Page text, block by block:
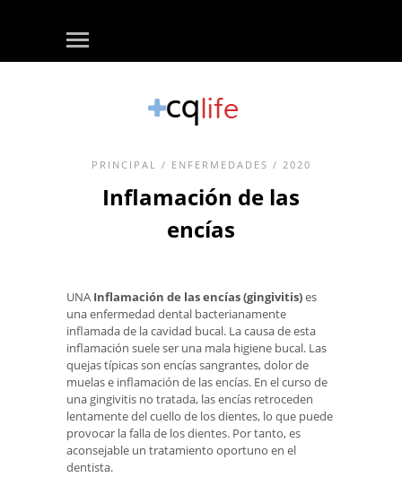
PRINCIPAL / ENFERMEDADES / 2020
Inflamación de las
encías
UNA Inflamación de las encías (gingivitis)es
una enfermedad dental bacterianamente
inflamada de la cavidad bucal. La causa de esta
inflamación suele ser una mala higiene bucal. Las
quejas típicas son encías sangrantes, dolor de
muelas e inflamación de las encías. En el curso de
una gingivitis no tratada, las encías retroceden
lentamente del cuello de los dientes, lo que puede
provocar la falla de los dientes. Por tanto, es
aconsejable un tratamiento oportuno en el
dentista.